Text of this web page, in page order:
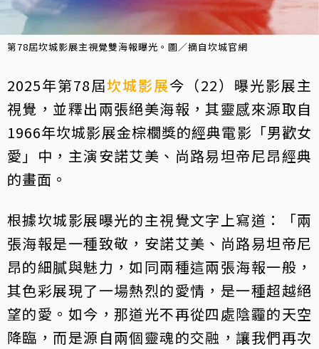
第78屆坎城影展主視覺雙海報曝光。圖／摘自坎城官網
2025年第78屆坎城影展今（22）曝光影展主
視覺，並釋出兩張絕美海報，其靈感來源取自
1966年坎城影展金棕櫚獎的經典電影「男歡女
愛」中，主演安諾艾美、尚路易坦帝尼昂經典
的畫面。
根據坎城影展曝光的主視覺文字上寫道：「兩
張海報是一種致敬，安諾艾美、尚路易坦帝尼
昂的細膩與魅力，如同兩種這兩張海報一般，
其色彩展現了一場熱烈的愛情，是一種超越絕
望的愛。如今，那道光不再從四處陰霾的天空
降臨，而是源自兩個靈魂的交融，讓我們再次